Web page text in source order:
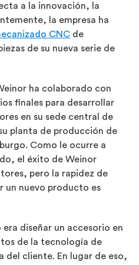
a la innovación, la
la empresa ha
CNC de
de su nueva serie de
ha colaborado con
finales para desarrollar
en su sede central de
planta de producción de
Como le ocurre a
el éxito de Weinor
pero la rapidez de
un nuevo producto es
diseñar un accesorio en
de la tecnología de
del cliente. En lugar de eso,